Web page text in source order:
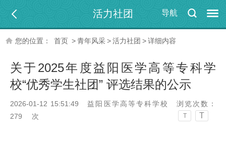
导航
活力社团
您的位置： 首页 >青年风采>活力社团 >详细内容
关于2025年度益阳医学高等专科学
校“优秀学生社团” 评选结果的公示
2026-01-12 15:51:49 益阳医学高等专科学校
浏览次数：
279
次 T T